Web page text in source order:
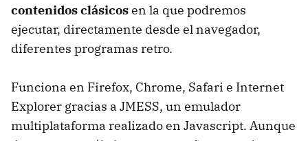
contenidos clásicosen la que podremos
ejecutar, directamente desde el navegador,
diferentes programas retro.
Funciona en Firefox, Chrome, Safari e Internet
Explorer gracias a JMESS, un emulador
multiplataforma realizado en Javascript. Aunque